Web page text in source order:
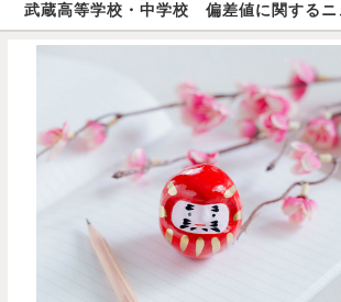
共通テスト 夏休み 8月開催学校説明会・相談会
自由研究教材（中学生向け）
武蔵高等学校・中学校 偏差値に関するニ